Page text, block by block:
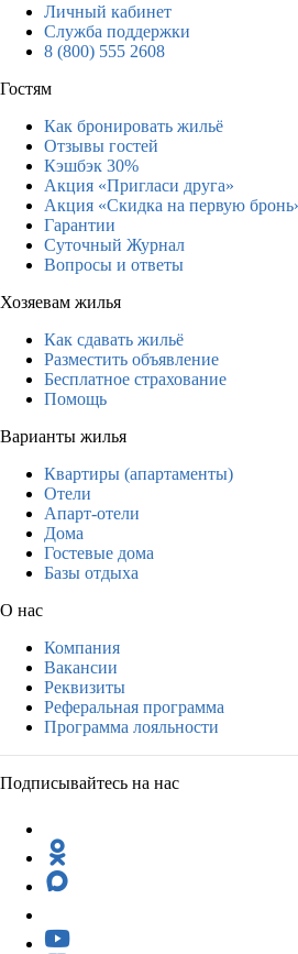
Личный кабинет
Служба поддержки
8 (800) 555 2608
Гостям
Как бронировать жильё
Отзывы гостей
Кэшбэк 30%
Акция «Пригласи друга»
Акция «Скидка на первую
Гарантии
Суточный Журнал
Вопросы и ответы
Хозяевам жилья
Как сдавать жильё
Разместить объявление
Бесплатное страхование
Помощь
Варианты жилья
Квартиры (апартаменты)
Отели
Апарт-отели
Дома
Гостевые дома
Базы отдыха
О нас
Компания
Вакансии
Реквизиты
Реферальная программа
Программа лояльности
Подписывайтесь на нас